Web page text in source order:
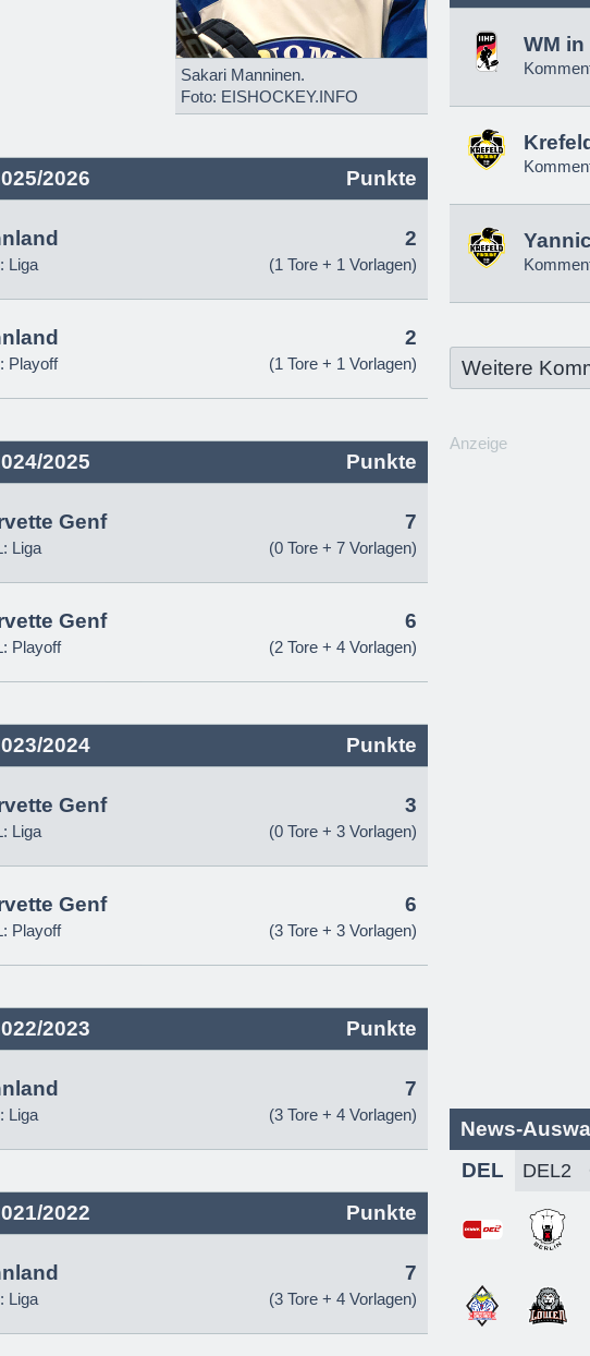
Sakari Manninen.
Foto: EISHOCKEY.INFO
2026 Punkte
Liga
2
(1 Tore + 1 Vorlagen)
Playoff
2
(1 Tore + 1 Vorlagen)
2025 Punkte
Genf
Liga
7
(0 Tore + 7 Vorlagen)
Genf
Playoff
6
(2 Tore + 4 Vorlagen)
2024 Punkte
Genf
Liga
3
(0 Tore + 3 Vorlagen)
Genf
Playoff
6
(3 Tore + 3 Vorlagen)
2023 Punkte
Liga
7
(3 Tore + 4 Vorlagen)
2022 Punkte
Liga
7
(3 Tore + 4 Vorlagen)
WM
Weitere
Anzeige
News-
DEL